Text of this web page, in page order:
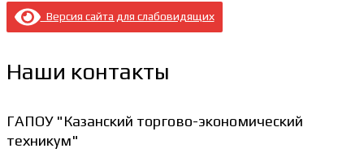
Версия сайта для слабовидящих
Наши контакты
ГАПОУ "Казанский торгово-экономический
техникум"